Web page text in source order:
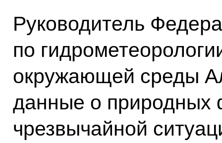
Руководитель
по
окружающей среды
данные о природных
чрезвычайной